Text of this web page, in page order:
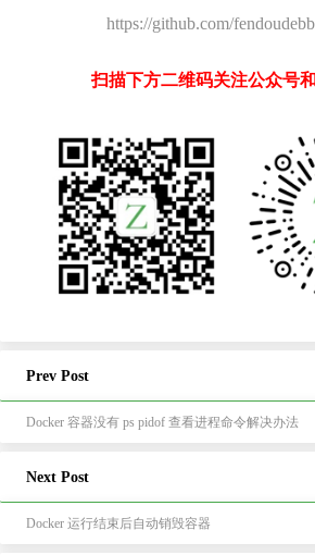
https://github.com/
扫描下方二维码关注公众号
Prev Post
Docker 容器没有 ps pidof 查看进程命令解决办法
Next Post
Docker 运行结束后自动销毁容器